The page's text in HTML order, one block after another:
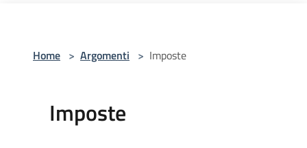
Home > Argomenti > Imposte
Imposte